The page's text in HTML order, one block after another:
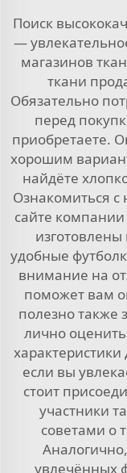
Поиск
—
магазинов
ткани
Обязательно
перед
приобретаете.
хорошим
найдёте
Ознакомиться
сайте
изготовлены
удобные
внимание на
поможет вам
полезно также
лично
если вы
стоит
участники
советами о
увлечённых